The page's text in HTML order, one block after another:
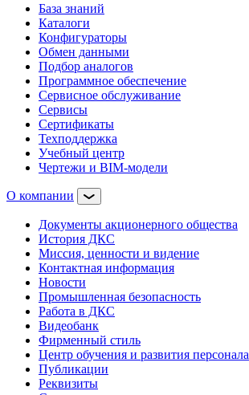
База знаний
Каталоги
Конфигураторы
Обмен данными
Подбор аналогов
Программное обеспечение
Сервисное обслуживание
Сервисы
Сертификаты
Техподдержка
Учебный центр
Чертежи и BIM-модели
О компании
Документы акционерного общества
История ДКС
Миссия, ценности и видение
Контактная информация
Новости
Промышленная безопасность
Работа в ДКС
Видеобанк
Фирменный стиль
Центр обучения и развития персонала
Публикации
Реквизиты